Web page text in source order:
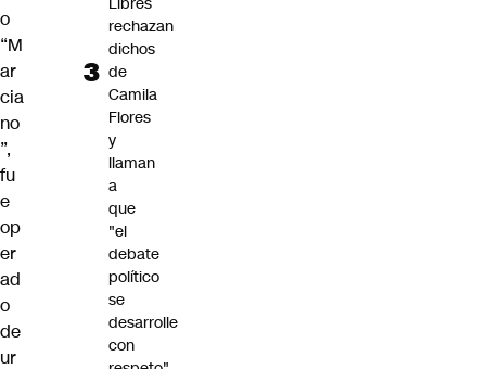
o
“M
ar
cia
no
”,
fu
e
op
er
ad
o
de
ur
rechazan
dichos
de
Camila
Flores
y
llaman
a
que
"el
debate
político
se
desarrolle
con